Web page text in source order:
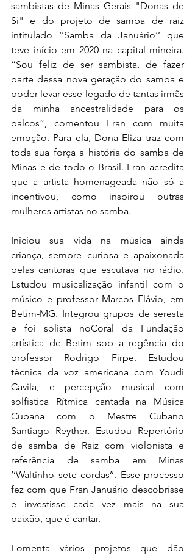
sambistas de Minas Gerais "Donas de
Si" e do projeto de samba de raiz
intitulado ‘’Samba da Januário‘’ que
teve início em 2020 na capital mineira.
“Sou feliz de ser sambista, de fazer
parte dessa nova geração do samba e
poder levar esse legado de tantas irmãs
da minha ancestralidade para os
palcos”, comentou Fran com muita
emoção. Para ela, Dona Eliza traz com
toda sua força a história do samba de
Minas e de todo o Brasil. Fran acredita
que a artista homenageada não só a
incentivou, como inspirou outras
mulheres artistas no samba.
Iniciou sua vida na música ainda
criança, sempre curiosa e apaixonada
pelas cantoras que escutava no rádio.
Estudou musicalização infantil com o
músico e professor Marcos Flávio, em
Betim-MG. Integrou grupos de seresta
e foi solista noCoral da Fundação
artística de Betim sob a regência do
professor Rodrigo Firpe. Estudou
técnica da voz americana com Youdi
Cavila, e percepção musical com
solfistica Rítmica cantada na Música
Cubana com o Mestre Cubano
Santiago Reyther. Estudou Repertório
de samba de Raiz com violonista e
referência de samba em Minas
‘’Waltinho sete cordas’’. Esse processo
fez com que Fran Januário descobrisse
e investisse cada vez mais na sua
paixão, que é cantar.
Fomenta vários projetos que dão